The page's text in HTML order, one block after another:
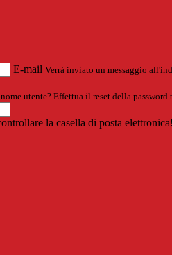
E-mail Verrà inviato un messaggio
utente? Effettua il reset della password
la casella di posta elettronica!